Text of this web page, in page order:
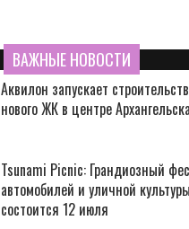
ВАЖНЫЕ НОВОСТИ
Аквилон запускает
нового ЖК в центре Архангельска
Tsunami Picnic: Грандиозный
автомобилей и уличной культуры
состоится 12 июля